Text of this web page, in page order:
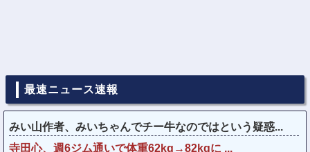
最速ニュース速報
みい山作者、みいちゃんでチー牛なのではという疑惑...
寺田心、週6ジム通いで体重62kg→82kgに ...